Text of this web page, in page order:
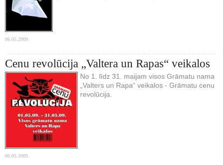
06.05.2009.
Cenu revolūcija „Valtera un Rapas“ veikalos
No 1. līdz 31. maijam visos Grāmatu nama
„Valters un Rapa“ veikalos - Grāmatu cenu
revolūcija.
06.05.2009.